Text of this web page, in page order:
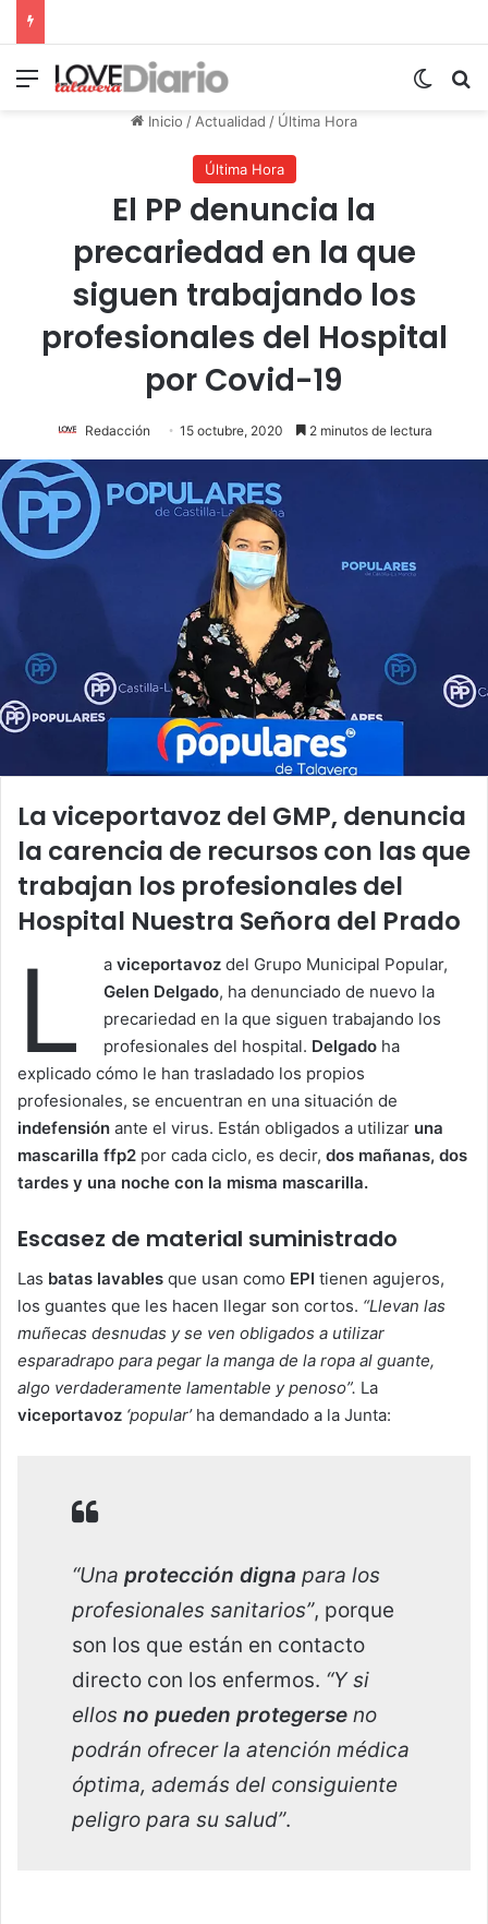
Menú
Inicio /Actualidad / Última Hora
Última Hora
El PP denuncia la
precariedad en la que
siguen trabajando los
profesionales del Hospital
por Covid-19
Redacción 15 octubre, 2020 2 minutos de lectura
La viceportavoz del GMP, denuncia
la carencia de recursos con las que
trabajan los profesionales del
Hospital Nuestra Señora del Prado
L a viceportavoz del Grupo Municipal Popular,
Gelen Delgado, ha denunciado de nuevo la
precariedad en la que siguen trabajando los
profesionales del hospital. Delgado ha
explicado cómo le han trasladado los propios
profesionales, se encuentran en una situación de
indefensión ante el virus. Están obligados a utilizar una
mascarilla ffp2 por cada ciclo, es decir, dos mañanas, dos
tardes y una noche con la misma mascarilla.
Escasez de material suministrado
Las batas lavables que usan como EPI tienen agujeros,
los guantes que les hacen llegar son cortos. “Llevan las
muñecas desnudas y se ven obligados a utilizar
esparadrapo para pegar la manga de la ropa al guante,
algo verdaderamente lamentable y penoso”. La
viceportavoz ‘popular’ha demandado a la Junta:
“Una protección digna para los
profesionales sanitarios”, porque
son los que están en contacto
directo con los enfermos. “Y si
ellos no pueden protegerse no
podrán ofrecer la atención médica
óptima, además del consiguiente
peligro para su salud”.